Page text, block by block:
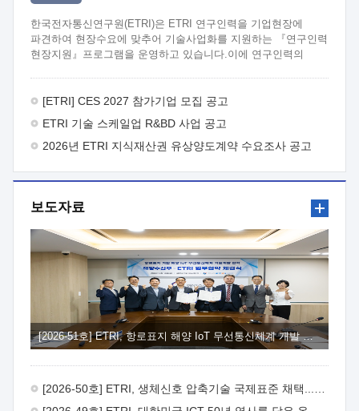
한국전자통신연구원(ETRI)은 ETRI 연구인력을 기업현장에
파견하여 현장수요에 맞추어 기술사업화를 지원하는 『연구인력
현장지원』프로그램을 운영하고 있습니다.이에 연구인력의
추진목적: ETRI 인력을 기업현장에 파견. 기술지원을
사업화성과를 극대화하고, 지원기업을 강견기업으로 육성하고자
함.  신청자격: ETRI 협력기업 및 일반 ICT 중소기업*
당해 지원실적과 차기 지원계획을 평가하여 결정
 기업부담:
연봉의 40%  추진일정(1)희망기업 신청/접수(2)희망인력-
희망기업 매칭(3)현장조사/ 선정(심의)(4)협약체결(5)
기업파견8월 3일 ~ 14일 8월 17일 ~ 26일 9월초순 9월 중순
10월 이후* 상기일정은 희망인력-희망기업간 매칭 원활시를
가정한 것으로 상황에 따라 상당기간 일정이 지연될 수 있음. **
(1)희망인력-희망기업간 적합성이 낮다고 판단되거나, (2)
희망인력이 파견의사를 철회할 경우 후속 절차가 진행되지 않을
수 있음.2. 현장지원 희망인력 및 상세이력
 희망인력
공정(FET / SBD 등 )유기물 반도체 소재 및 소자 설계, 합성 및
제작바이오센서 설계/제작토양/수질/가스 센서 설계/
[ETRI] CES 2027 참가기업 모집 공고
ETRI 기술 스케일업 R&BD 사업 공고
2026년 ETRI 지식재산권 유상양도계약 수요조사 공고
보도자료
[2026-51호] ETRI, 항로표지 해양 IoT 무선통신체계 개발 나선다